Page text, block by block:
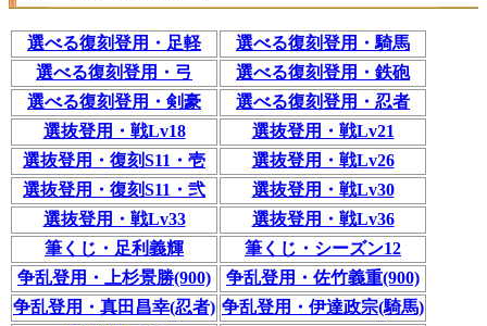
選べる復刻登用・足軽
選べる復刻登用・騎馬
選べる復刻登用・弓
選べる復刻登用・鉄砲
選べる復刻登用・剣豪
選べる復刻登用・忍者
選抜登用・戦Lv18
選抜登用・戦Lv21
選抜登用・復刻S11・壱
選抜登用・戦Lv26
選抜登用・復刻S11・弐
選抜登用・戦Lv30
選抜登用・戦Lv33
選抜登用・戦Lv36
筆くじ・足利義輝
筆くじ・シーズン12
争乱登用・上杉景勝(900)
争乱登用・佐竹義重(900)
争乱登用・真田昌幸(忍者) 争乱登用・伊達政宗(騎馬)